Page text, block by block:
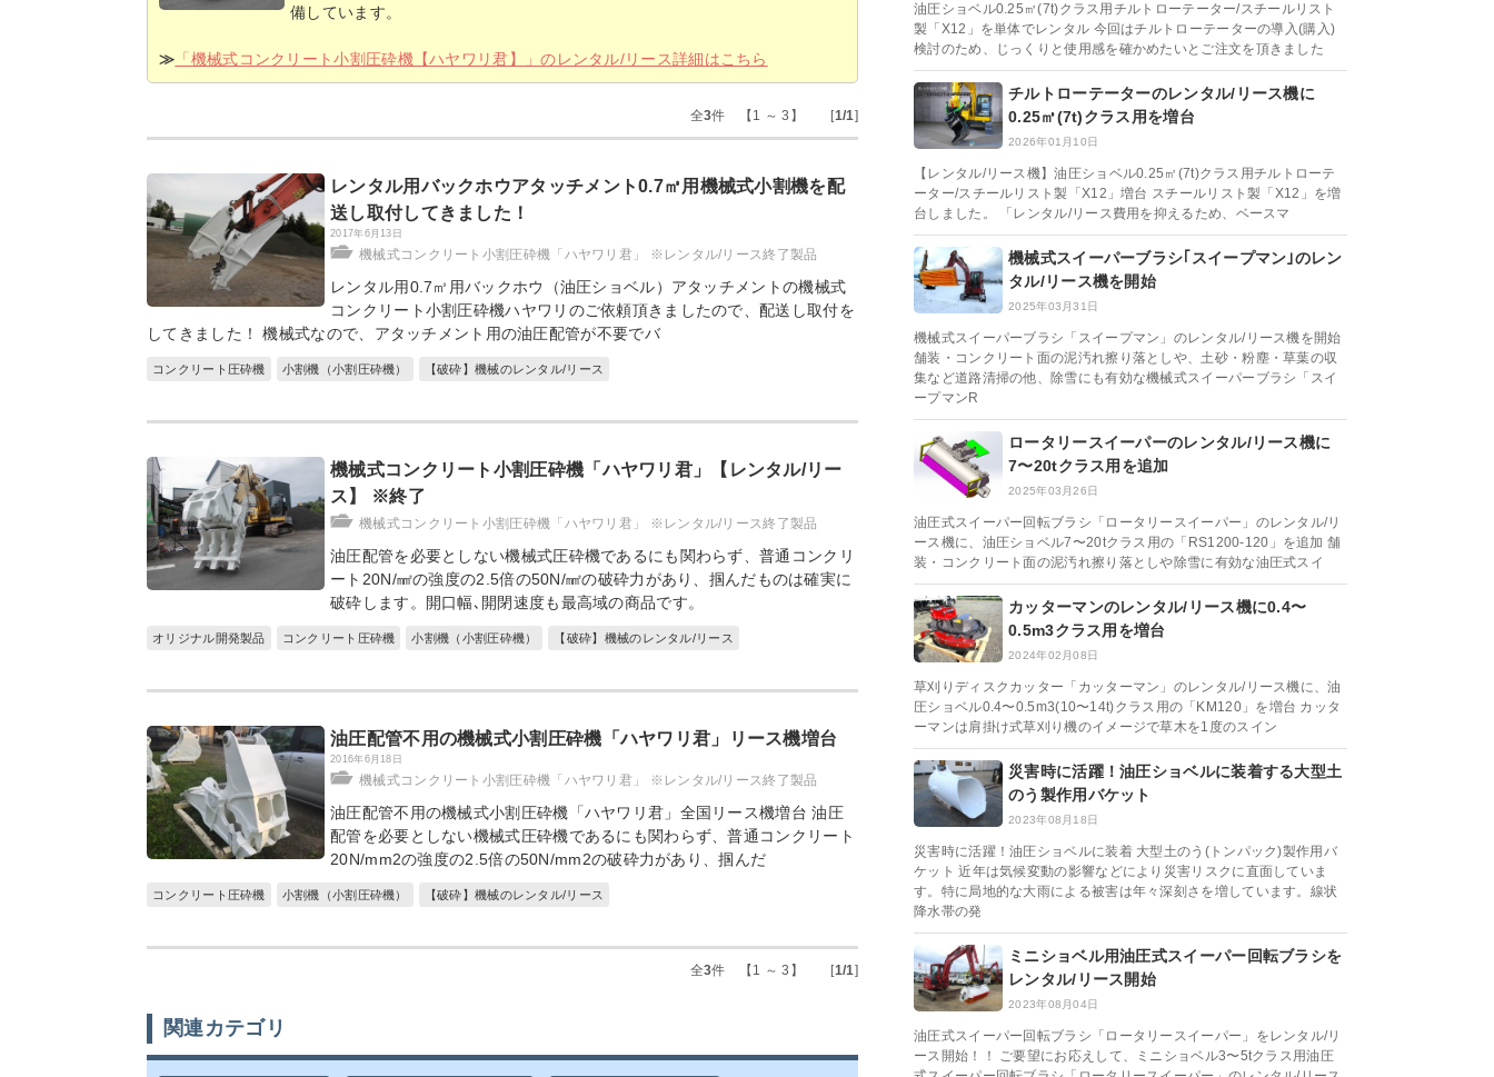
備しています。
≫ 「機械式コンクリート小割圧砕機【ハヤワリ君】」のレンタル/リース詳細はこちら
全3件 【1 ～ 3】 [1/1]
レンタル用バックホウアタッチメント0.7㎥用機械式小割機を配
送し取付してきました！
2017年6月13日
機械式コンクリート小割圧砕機「ハヤワリ君」 ※レンタル/リース終了製品
レンタル用0.7㎥用バックホウ（油圧ショベル）アタッチメントの機械式
コンクリート小割圧砕機ハヤワリのご依頼頂きましたので、配送し取付を
してきました！ 機械式なので、アタッチメント用の油圧配管が不要でバ
コンクリート圧砕機 小割機（小割圧砕機） 【破砕】機械のレンタル/リース
機械式コンクリート小割圧砕機「ハヤワリ君」【レンタル/リー
ス】 ※終了
機械式コンクリート小割圧砕機「ハヤワリ君」 ※レンタル/リース終了製品
油圧配管を必要としない機械式圧砕機であるにも関わらず、普通コンクリ
ート20N/㎟の強度の2.5倍の50N/㎟の破砕力があり、掴んだものは確実に
破砕します。開口幅､開閉速度も最高域の商品です。
オリジナル開発製品 コンクリート圧砕機 小割機（小割圧砕機） 【破砕】機械のレンタル/リース
油圧配管不用の機械式小割圧砕機「ハヤワリ君」リース機増台
2016年6月18日
機械式コンクリート小割圧砕機「ハヤワリ君」 ※レンタル/リース終了製品
油圧配管不用の機械式小割圧砕機「ハヤワリ君」全国リース機増台 油圧
配管を必要としない機械式圧砕機であるにも関わらず、普通コンクリート
20N/mm2の強度の2.5倍の50N/mm2の破砕力があり、掴んだ
コンクリート圧砕機 小割機（小割圧砕機） 【破砕】機械のレンタル/リース
全3件 【1 ～ 3】 [1/1]
関連カテゴリ
油圧ショベル0.25㎥(7t)クラス用チルトローテーター/スチールリスト
製「X12」を単体でレンタル 今回はチルトローテーターの導入(購入)
検討のため、じっくりと使用感を確かめたいとご注文を頂きました
チルトローテーターのレンタル/リース機に
0.25㎥(7t)クラス用を増台
2026年01月10日
【レンタル/リース機】油圧ショベル0.25㎥(7t)クラス用チルトローテ
ーター/スチールリスト製「X12」増台 スチールリスト製「X12」を増
台しました。 「レンタル/リース費用を抑えるため、ベースマ
機械式スイーパーブラシ｢スイープマン｣のレン
タル/リース機を開始
2025年03月31日
機械式スイーパーブラシ「スイープマン」のレンタル/リース機を開始
舗装・コンクリート面の泥汚れ擦り落としや、土砂・粉塵・草葉の収
集など道路清掃の他、除雪にも有効な機械式スイーパーブラシ「スイ
ープマンR
ロータリースイーパーのレンタル/リース機に
7〜20tクラス用を追加
2025年03月26日
油圧式スイーパー回転ブラシ「ロータリースイーパー」のレンタル/リ
ース機に、油圧ショベル7〜20tクラス用の「RS1200-120」を追加 舗
装・コンクリート面の泥汚れ擦り落としや除雪に有効な油圧式スイ
カッターマンのレンタル/リース機に0.4〜
0.5m3クラス用を増台
2024年02月08日
草刈りディスクカッター「カッターマン」のレンタル/リース機に、油
圧ショベル0.4〜0.5m3(10〜14t)クラス用の「KM120」を増台 カッタ
ーマンは肩掛け式草刈り機のイメージで草木を1度のスイン
災害時に活躍！油圧ショベルに装着する大型土
のう製作用バケット
2023年08月18日
災害時に活躍！油圧ショベルに装着 大型土のう(トンパック)製作用バ
ケット 近年は気候変動の影響などにより災害リスクに直面していま
す。特に局地的な大雨による被害は年々深刻さを増しています。線状
降水帯の発
ミニショベル用油圧式スイーパー回転ブラシを
レンタル/リース開始
2023年08月04日
油圧式スイーパー回転ブラシ「ロータリースイーパー」をレンタル/リ
ース開始！！ ご要望にお応えして、ミニショベル3〜5tクラス用油圧